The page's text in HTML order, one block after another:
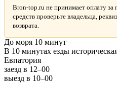
Bron-top.ru не принимает оплату
средств проверьте владельца,
возврата.
До моря 10 минут
В 10 минутах езды
Евпатория
заезд в 12–00
выезд в 10–00